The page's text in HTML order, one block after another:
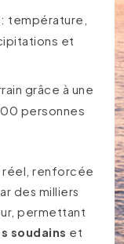
température,
et
grâce à une
personnes
réel, renforcée
des milliers
permettant
soudains et